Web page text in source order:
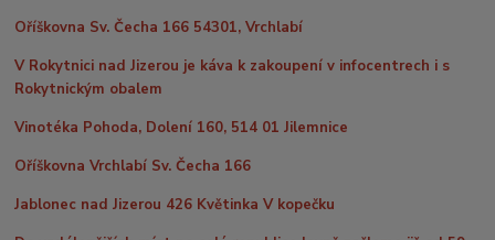
Oříškovna Sv. Čecha 166 54301, Vrchlabí
V Rokytnici nad Jizerou je káva k zakoupení v infocentrech i s
Rokytnickým obalem
Vinotéka Pohoda, Dolení 160, 514 01 Jilemnice
Oříškovna Vrchlabí Sv. Čecha 166
Jablonec nad Jizerou 426 Květinka V kopečku